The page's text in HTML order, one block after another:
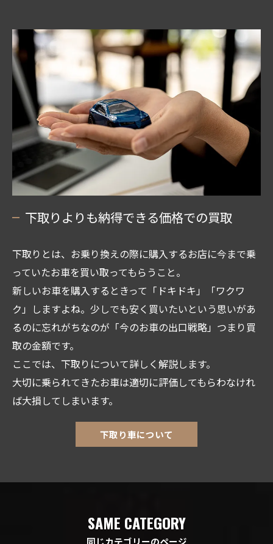
下取りよりも納得できる価格での買取
下取りとは、お乗り換えの際に購入するお店に今まで乗
っていたお車を買い取ってもらうこと。
新しいお車を購入するときって「ドキドキ」「ワクワ
ク」しますよね。少しでも安く買いたいという思いがあ
るのに忘れがちなのが「今のお車の出口戦略」つまり買
取の金額です。
ここでは、下取りについて詳しく解説します。
大切に乗られてきたお車は適切に評価してもらわなけれ
ば大損してしまいます。
下取り車について
同じカテゴリーのページ
SAME CATEGORY